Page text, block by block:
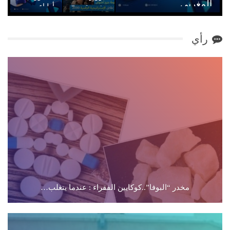
المغربي
فبراير 22, 2025
مزور تصرح
بأن هدفنا
أطباء من
كافة أنحاء
رأي
مخدر “البوفا”..كوكايين الفقراء : عندما يتغلب…